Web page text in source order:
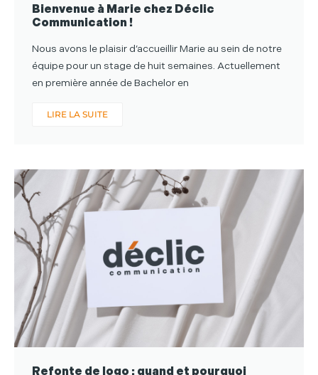
Bienvenue à Marie chez Déclic
Communication !
Nous avons le plaisir d’accueillir Marie au sein de notre
équipe pour un stage de huit semaines. Actuellement
en première année de Bachelor en
LIRE LA SUITE
Refonte de logo : quand et pourquoi